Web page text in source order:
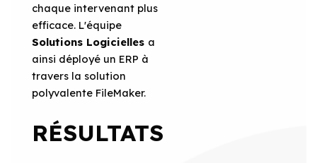
chaque intervenant plus
efficace. L'équipe
Solutions Logicielles a
ainsi déployé un ERP à
travers la solution
polyvalente FileMaker.
RÉSULTATS